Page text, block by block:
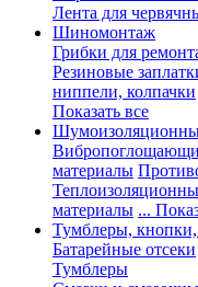
Лента для
Шиномонтаж
Грибки для
Резиновые
ниппели, колпачки
Показать все
материалы
материалы ...
Тумблеры,
Батарейные отсеки
Тумблеры